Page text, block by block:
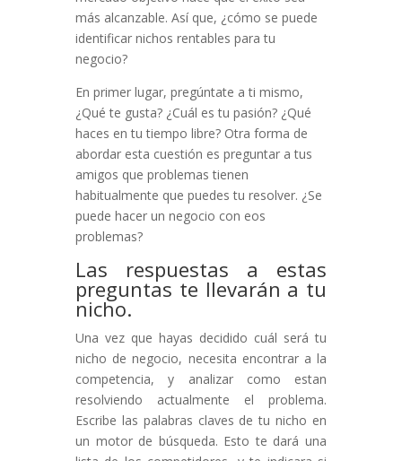
más alcanzable. Así que, ¿cómo se puede
identificar nichos rentables para tu
negocio?
En primer lugar, pregúntate a ti mismo,
¿Qué te gusta? ¿Cuál es tu pasión? ¿Qué
haces en tu tiempo libre? Otra forma de
abordar esta cuestión es preguntar a tus
amigos que problemas tienen
habitualmente que puedes tu resolver. ¿Se
puede hacer un negocio con eos
problemas?
Las respuestas a estas
preguntas te llevarán a tu
nicho.
Una vez que hayas decidido cuál será tu
nicho de negocio, necesita encontrar a la
competencia, y analizar como estan
resolviendo actualmente el problema.
Escribe las palabras claves de tu nicho en
un motor de búsqueda. Esto te dará una